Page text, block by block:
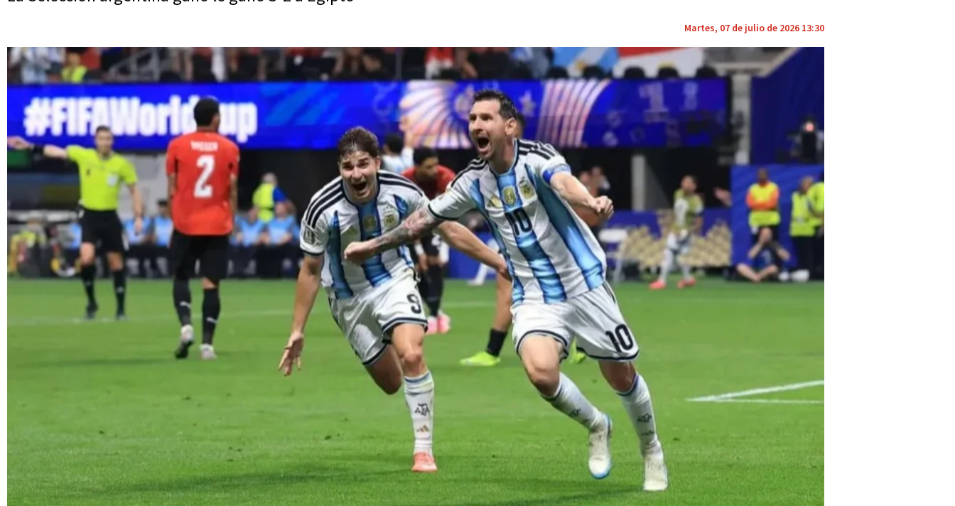
Martes, 07 de julio de 2026 13:30